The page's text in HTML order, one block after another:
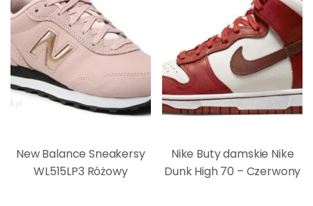
New Balance Sneakersy
WL515LP3 Różowy
Nike Buty damskie Nike
Dunk High 70 – Czerwony